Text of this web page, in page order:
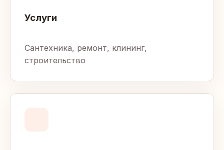
Услуги
Сантехника, ремонт, клининг,
строительство